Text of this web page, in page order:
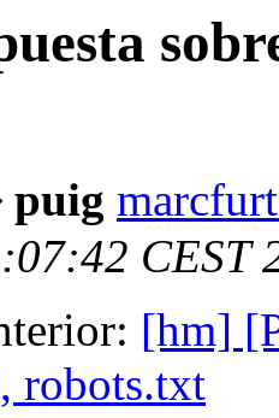
CEST
[hm]
robots.txt